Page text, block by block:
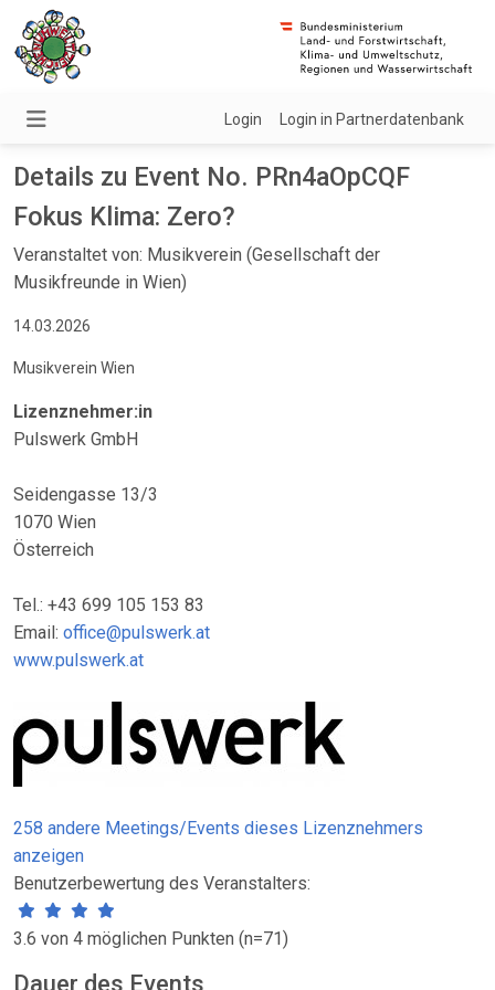
Login Login in Partnerdatenbank
Details zu Event No. PRn4aOpCQF
Fokus Klima: Zero?
Veranstaltet von: Musikverein (Gesellschaft der
Musikfreunde in Wien)
14.03.2026
Musikverein Wien
Lizenznehmer:in
Pulswerk GmbH
Seidengasse 13/3
1070 Wien
Österreich
Tel.: +43 699 105 153 83
Email: office@pulswerk.at
www.pulswerk.at
258 andere Meetings/Events dieses Lizenznehmers
anzeigen
Benutzerbewertung des Veranstalters:
3.6 von 4 möglichen Punkten (n=71)
Dauer des Events